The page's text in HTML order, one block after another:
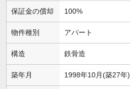
保証金の償却 100%
物件種別 アパート
構造 鉄骨造
築年月 1998年10月(築27年)